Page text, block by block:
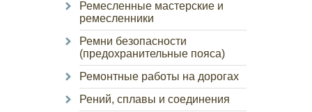
Ремесленные мастерские и
ремесленники
Ремни безопасности
(предохранительные пояса)
Ремонтные работы на дорогах
Рений, сплавы и соединения